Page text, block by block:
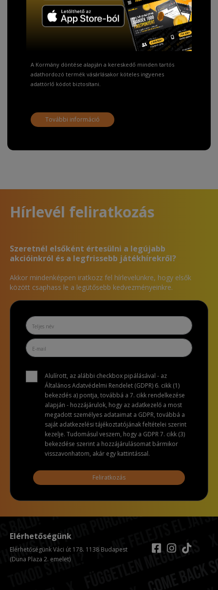
TISZTELT VÁSÁRLÓNK!
Fizetésnél kérje az ingyenes adattörlő kódot
adatainak biztonsága érdekében!
A Kormány döntése alapján a kereskedő minden tartós
adathordozó termék vásárlásakor köteles ingyenes
adattörlő kódot biztosítani.
További információ
Hírlevél feliratkozás
Szeretnél elsőként értesülni a legújabb
akcióinkról és a legfrissebb játékhírekről?
Akkor mindenképpen iratkozz fel hírlevelünkre, hogy elsők
között csaphass le a legütősebb kedvezményeinkre.
Alulírott, az alábbi checkbox pipálásával - az
Általános Adatvédelmi Rendelet (GDPR) 6. cikk (1)
bekezdés a) pontja, továbbá a 7. cikk rendelkezése
alapján - hozzájárulok, hogy az adatkezelő a most
megadott személyes adataimat a GDPR, továbbá a
saját adatkezelési tájékoztatójának feltételei szerint
kezelje. Tudomásul veszem, hogy a GDPR 7. cikk (3)
bekezdése szerint a hozzájárulásomat bármikor
visszavonhatom, akár egy kattintással.
Feliratkozás
Elérhetőségünk
Elérhetőségünk Váci út 178. 1138 Budapest
(Duna Plaza 2. emelet)